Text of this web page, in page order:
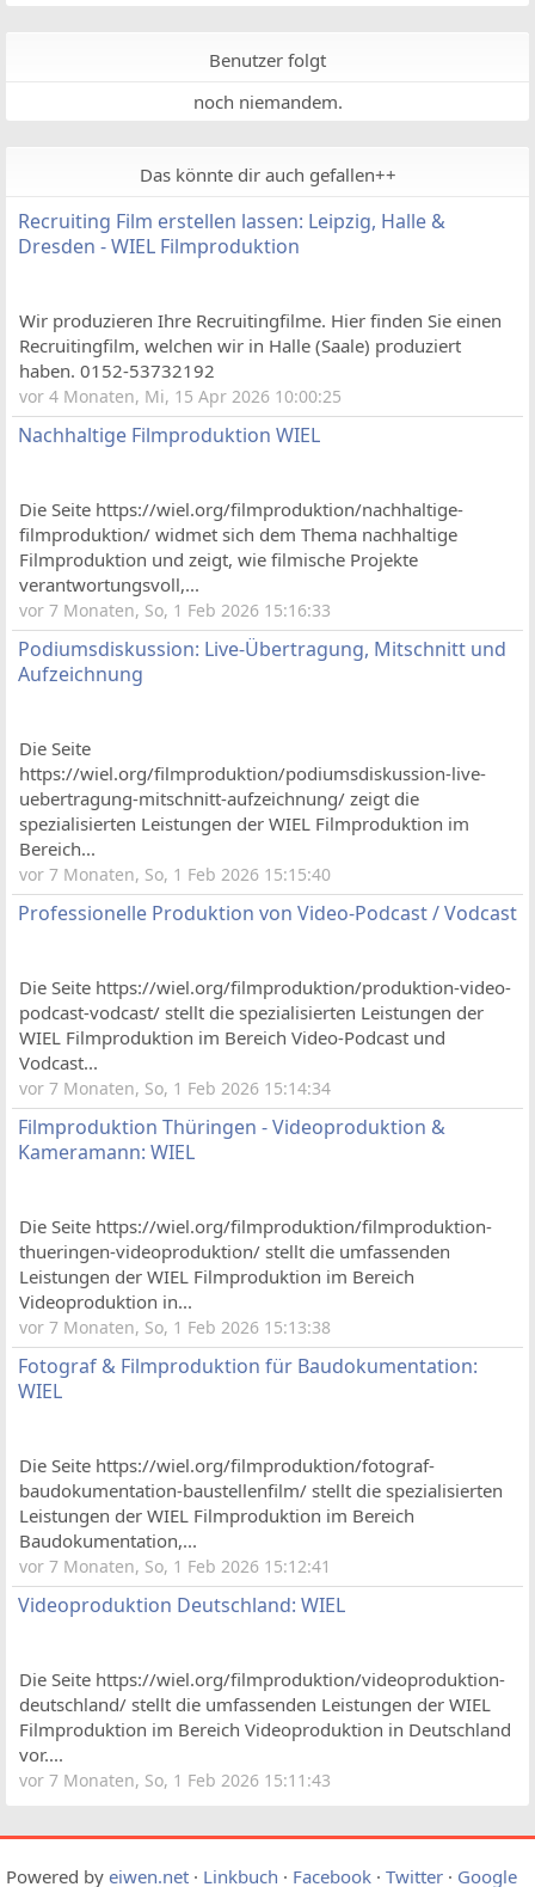
Benutzer folgt
noch niemandem.
Das könnte dir auch gefallen++
Recruiting Film erstellen lassen: Leipzig, Halle &
Dresden - WIEL Filmproduktion
Wir produzieren Ihre Recruitingfilme. Hier finden Sie einen
Recruitingfilm, welchen wir in Halle (Saale) produziert
haben. 0152-53732192
vor 4 Monaten, Mi, 15 Apr 2026 10:00:25
Nachhaltige Filmproduktion WIEL
Die Seite https://wiel.org/filmproduktion/nachhaltige-
filmproduktion/ widmet sich dem Thema nachhaltige
Filmproduktion und zeigt, wie filmische Projekte
verantwortungsvoll,...
vor 7 Monaten, So, 1 Feb 2026 15:16:33
Podiumsdiskussion: Live-Übertragung, Mitschnitt und
Aufzeichnung
Die Seite
https://wiel.org/filmproduktion/podiumsdiskussion-live-
uebertragung-mitschnitt-aufzeichnung/ zeigt die
spezialisierten Leistungen der WIEL Filmproduktion im
Bereich...
vor 7 Monaten, So, 1 Feb 2026 15:15:40
Professionelle Produktion von Video-Podcast / Vodcast
Die Seite https://wiel.org/filmproduktion/produktion-video-
podcast-vodcast/ stellt die spezialisierten Leistungen der
WIEL Filmproduktion im Bereich Video‑Podcast und
Vodcast...
vor 7 Monaten, So, 1 Feb 2026 15:14:34
Filmproduktion Thüringen - Videoproduktion &
Kameramann: WIEL
Die Seite https://wiel.org/filmproduktion/filmproduktion-
thueringen-videoproduktion/ stellt die umfassenden
Leistungen der WIEL Filmproduktion im Bereich
Videoproduktion in...
vor 7 Monaten, So, 1 Feb 2026 15:13:38
Fotograf & Filmproduktion für Baudokumentation:
WIEL
Die Seite https://wiel.org/filmproduktion/fotograf-
baudokumentation-baustellenfilm/ stellt die spezialisierten
Leistungen der WIEL Filmproduktion im Bereich
Baudokumentation,...
vor 7 Monaten, So, 1 Feb 2026 15:12:41
Videoproduktion Deutschland: WIEL
Die Seite https://wiel.org/filmproduktion/videoproduktion-
deutschland/ stellt die umfassenden Leistungen der WIEL
Filmproduktion im Bereich Videoproduktion in Deutschland
vor....
vor 7 Monaten, So, 1 Feb 2026 15:11:43
Powered by eiwen.net · Linkbuch · Facebook · Twitter · Google